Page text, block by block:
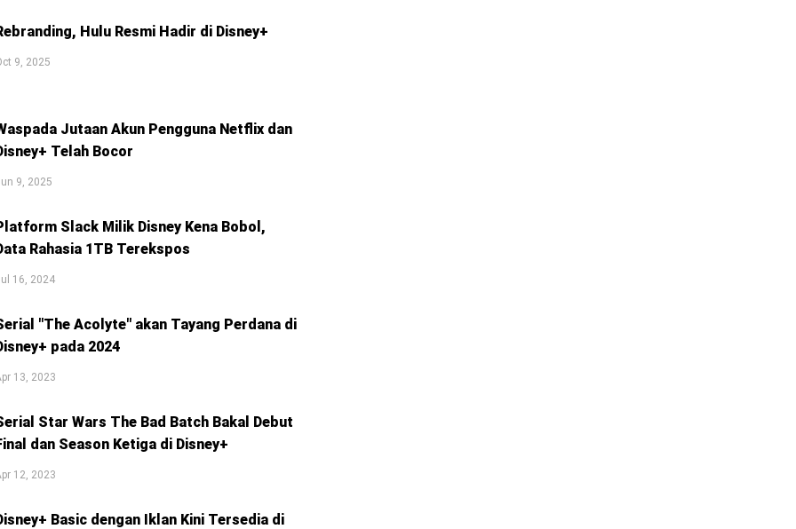
Hulu Resmi Hadir di Disney+
9, 2025
Jutaan Akun Pengguna Netflix dan
Telah Bocor
9, 2025
Slack Milik Disney Kena Bobol,
Rahasia 1TB Terekspos
16, 2024
"The Acolyte" akan Tayang Perdana di
pada 2024
13, 2023
Star Wars The Bad Batch Bakal Debut
dan Season Ketiga di Disney+
12, 2023
Basic dengan Iklan Kini Tersedia di